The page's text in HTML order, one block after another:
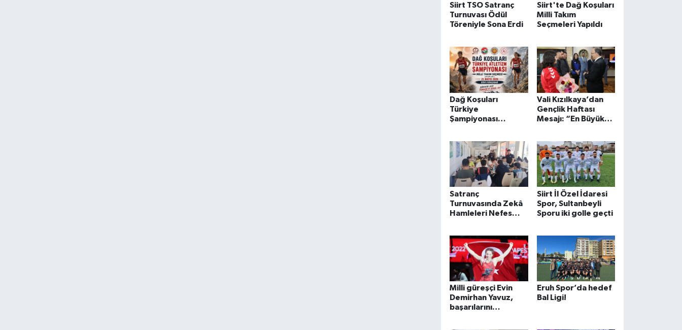
Siirt TSO Satranç
Turnuvası Ödül
Töreniyle Sona Erdi
Siirt'te Dağ Koşuları
Milli Takım
Seçmeleri Yapıldı
Dağ Koşuları
Türkiye
Şampiyonası
Vali Kızılkaya’dan
Gençlik Haftası
Mesajı: “En Büyük
Satranç
Turnuvasında Zekâ
Hamleleri Nefes
Siirt İl Özel İdaresi
Spor, Sultanbeyli
Sporu iki golle geçti
Milli güreşçi Evin
Demirhan Yavuz,
başarılarını
Eruh Spor’da hedef
Bal Ligi!